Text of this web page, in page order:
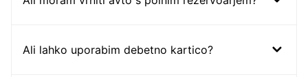
Ali lahko uporabim debetno kartico?